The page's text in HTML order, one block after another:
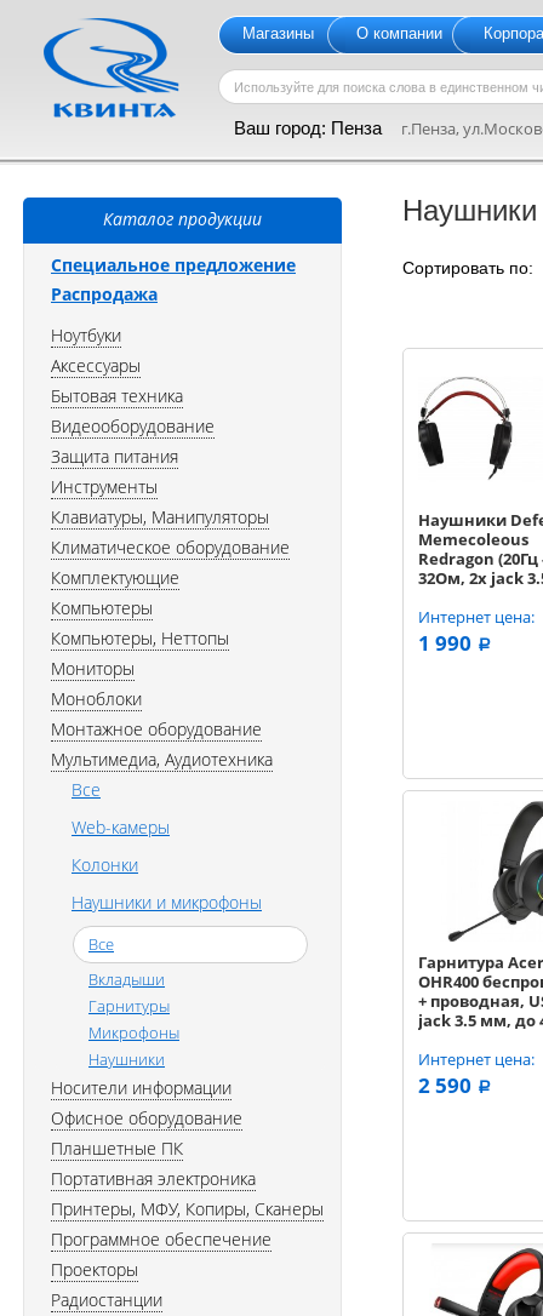
Магазины О компании
Ваш город: Пенза г.Пенза,
Сортировать
Наушники
Memecoleous
Redragon (20Гц
32Ом, 2x jack
чёрный
Интернет цена:
1 990 a
Гарнитура Acer
OHR400
+ проводная,
jack 3.5 мм, до
(ZL.HDSEE.00G)
(чёрный)
Интернет цена:
2 590 a
Каталог продукции
Специальное предложение
Распродажа
Ноутбуки
Аксессуары
Бытовая техника
Видеооборудование
Защита питания
Инструменты
Клавиатуры, Манипуляторы
Климатическое оборудование
Комплектующие
Компьютеры
Компьютеры, Неттопы
Мониторы
Моноблоки
Монтажное оборудование
Мультимедиа, Аудиотехника
Все
Web-камеры
Колонки
Наушники и микрофоны
Все
Вкладыши
Гарнитуры
Микрофоны
Наушники
Носители информации
Офисное оборудование
Планшетные ПК
Портативная электроника
Принтеры, МФУ, Копиры, Сканеры
Программное обеспечение
Проекторы
Радиостанции